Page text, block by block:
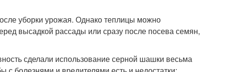
уборки урожая. Однако теплицы можно
высадкой рассады или сразу после посева семян,
сделали использование серной шашки весьма